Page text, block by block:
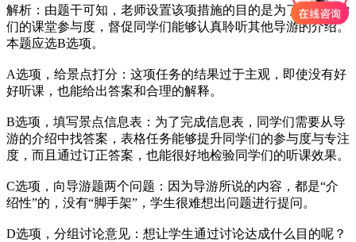
解析：由题干可知，老师设置该项措施的目的是为了提高同学
们的课堂参与度，督促同学们能够认真聆听其他导游的介绍。
本题应选B选项。
A选项，给景点打分：这项任务的结果过于主观，即使没有好
好听课，也能给出答案和合理的解释。
B选项，填写景点信息表：为了完成信息表，同学们需要从导
游的介绍中找答案，表格任务能够提升同学们的参与度与专注
度，而且通过订正答案，也能很好地检验同学们的听课效果。
C选项，向导游题两个问题：因为导游所说的内容，都是“介
绍性”的，没有“脚手架”，学生很难想出问题进行提问。
D选项，分组讨论意见：想让学生通过讨论达成什么目的呢？